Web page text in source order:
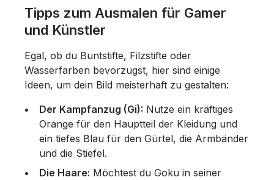
Tipps zum Ausmalen für Gamer
und Künstler
Egal, ob du Buntstifte, Filzstifte oder
Wasserfarben bevorzugst, hier sind einige
Ideen, um dein Bild meisterhaft zu gestalten:
Der Kampfanzug (Gi): Nutze ein kräftiges
Orange für den Hauptteil der Kleidung und
ein tiefes Blau für den Gürtel, die Armbänder
und die Stiefel.
Die Haare: Möchtest du Goku in seiner